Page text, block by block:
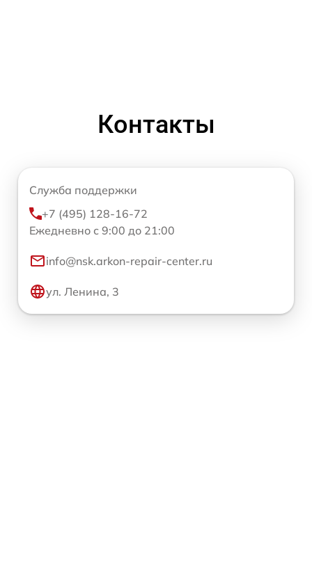
Контакты
Служба поддержки
+7 (495) 128-16-72
Ежедневно с 9:00 до 21:00
info@nsk.arkon-repair-center.ru
ул. Ленина, 3